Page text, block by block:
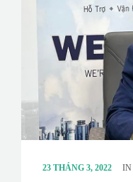
23 THÁNG 3, 2022 IN